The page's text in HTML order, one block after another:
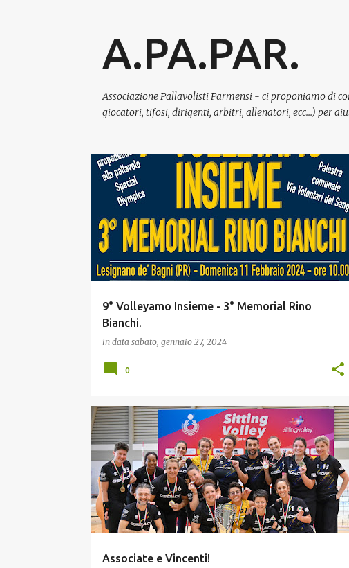
A.PA.PAR.
Associazione Pallavolisti Parmensi - ci proponiamo di
giocatori, tifosi, dirigenti, arbitri, allenatori, ecc…) per
s
t
9° Volleyamo Insieme - 3° Memorial Rino
Bianchi.
in data sabato, gennaio 27, 2024
INCLUSIONE
0
Associate e Vincenti!
INCLUSIONE